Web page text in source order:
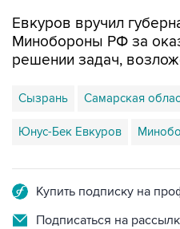
Евкуров вручил
Минобороны РФ за
решении задач,
Сызрань Самарская
Юнус-Бек Евкуров
Купить подписку на
Подписаться на